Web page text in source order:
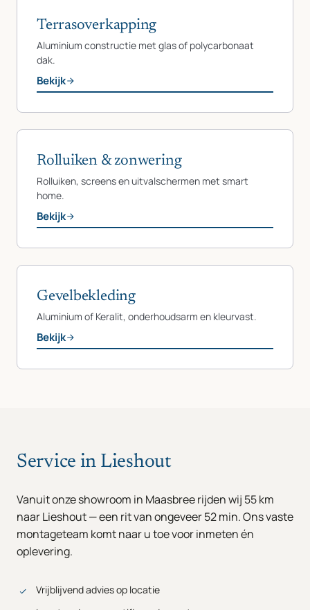
Terrasoverkapping
Aluminium constructie met glas of polycarbonaat
dak.
Bekijk
Rolluiken & zonwering
Rolluiken, screens en uitvalschermen met smart
home.
Bekijk
Gevelbekleding
Aluminium of Keralit, onderhoudsarm en kleurvast.
Bekijk
Service in Lieshout
Vanuit onze showroom in Maasbree rijden wij 55 km
naar Lieshout — een rit van ongeveer 52 min. Ons vaste
montageteam komt naar u toe voor inmeten én
oplevering.
Vrijblijvend advies op locatie